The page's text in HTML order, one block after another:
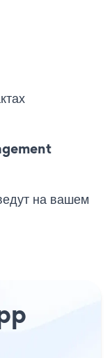
на вашем